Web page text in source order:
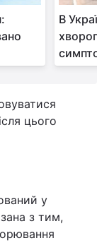
В
цього
у
з тим,